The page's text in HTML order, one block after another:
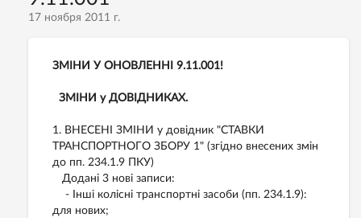
17 ноября 2011 г.
ЗМІНИ У ОНОВЛЕННІ 9.11.001!
ЗМІНИ у ДОВІДНИКАХ.
1. ВНЕСЕНІ ЗМІНИ у довідник "СТАВКИ
ТРАНСПОРТНОГО ЗБОРУ 1" (згідно внесених змін
до пп. 234.1.9 ПКУ)
Додані 3 нові записи:
- Інші колісні транспортні засоби (пп. 234.1.9):
для нових;